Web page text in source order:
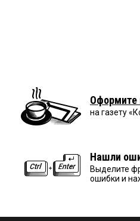
Оформите
на газету
Нашли
Выделите
ошибки и